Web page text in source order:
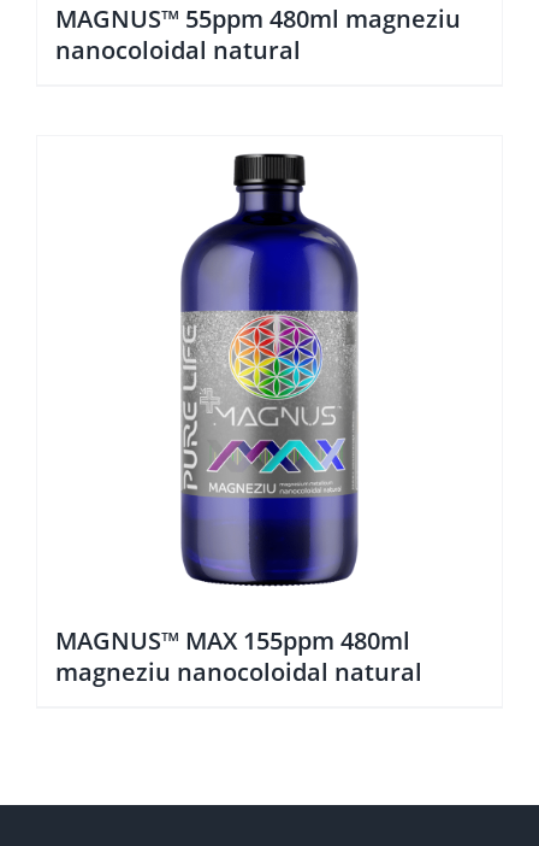
MAGNUS™ 55ppm 480ml magneziu
nanocoloidal natural
MAGNUS™ MAX 155ppm 480ml
magneziu nanocoloidal natural